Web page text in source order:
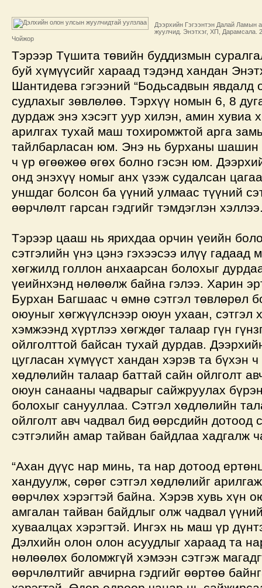
Дээрхийн Гэгээнтэн Далай Ламын
жуулчид. Энэтхэг, ХП, Дарамсала.
Чойжор
Тэрээр Түшита төвийн буддизмын
буй хүмүүсийг хараад тэдэнд хандан
Шантидева гэгээний “Бодьсадвын явдалд
судлахыг зөвлөлөө. Тэрхүү номын 6, 8
дурдаж энэ хэсэгт уур хилэн, амин хувиа
арилгах тухай маш тохиромжтой арга
тайлбарласан юм. Энэ нь бурханы шашин
ч үр өгөөжөө өгөх болно гэсэн юм.
онд энэхүү номыг анх үзэж судалсан
уншдаг болсон ба үүний улмаас түүний
өөрчлөлт гарсан гэдгийг тэмдэглэн
Тэрээр цааш нь ярихдаа орчин үеийн
сэтгэлийн үнэ цэнэ гэхээсээ илүү гадаад
хөгжилд голлон анхаарсан болохыг
үеийнхэнд нөлөөлж байна гэлээ. Харин
Бурхан Багшаас ч өмнө сэтгэл төвлөрөл
оюуныг хөгжүүлснээр оюун ухаан, сэтгэл
хэмжээнд хүртлээ хөгждөг талаар гүн
ойлголттой байсан тухай дурдав.
цугласан хүмүүст хандан хэрэв та бүхэн
хөдлөлийн талаар баттай сайн ойлголт
оюун санааны чадварыг сайжруулах
болохыг санууллаа. Сэтгэл хөдлөлийн
ойлголт авч чадвал бид өөрсдийн дотоод
сэтгэлийн амар тайван байдлаа хадгалж
“Ахан дүүс нар минь, та нар дотоод
хандуулж, сөрөг сэтгэл хөдлөлийг
өөрчлөх хэрэгтэй байна. Хэрэв хувь хүн
амгалан тайван байдлыг олж чадвал
хуваалцах хэрэгтэй. Ингэх нь маш үр
Дэлхийн олон олон асуудлыг хараад та
нөлөөлөх боломжгүй хэмээн сэтгэж
өөрчлөлтийг авчирна гэдгийг өөртөө